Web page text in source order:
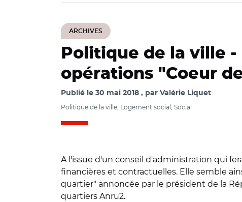
ARCHIVES
Politique de la ville -
opérations "Coeur
Publié le 30 mai 2018 par Valérie Liquet
Politique de la ville, Logement social, Social
A l'issue d'un conseil d'administration qui
financières et contractuelles. Elle semble
quartier" annoncée par le président de la
quartiers Anru2.